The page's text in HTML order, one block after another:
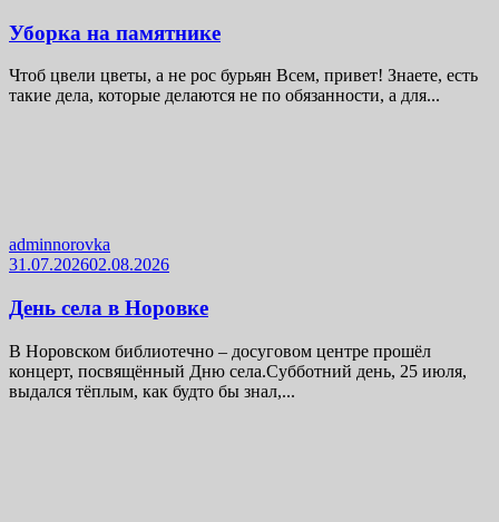
Уборка на памятнике
Чтоб цвели цветы, а не рос бурьян Всем, привет! Знаете, есть
такие дела, которые делаются не по обязанности, а для...
adminnorovka
31.07.202602.08.2026
День села в Норовке
В Норовском библиотечно – досуговом центре прошёл
концерт, посвящённый Дню села.Субботний день, 25 июля,
выдался тёплым, как будто бы знал,...